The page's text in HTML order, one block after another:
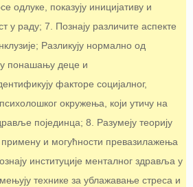
одлуке, показују иницијативу и
у раду; 7. Познају различите аспекте
Разликују нормално од
понашању деце и
факторе социјалног,
окружења, који утичу на
појединца; 8. Разумеју теорију
и могућности превазилажења
институције менталног здравља у
технике за ублажавање стреса и